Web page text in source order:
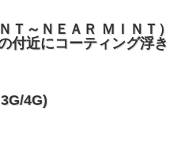
～ＮＥＡＲ ＭＩＮＴ）
付近にコーティング浮き
4G)